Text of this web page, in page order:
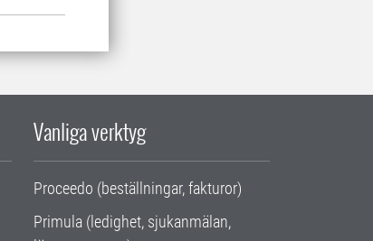
Vanliga verktyg
Proceedo (beställningar, fakturor)
Primula (ledighet, sjukanmälan,